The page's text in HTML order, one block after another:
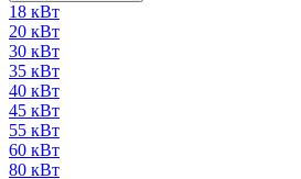
18 кВт
20 кВт
30 кВт
35 кВт
40 кВт
45 кВт
55 кВт
60 кВт
80 кВт